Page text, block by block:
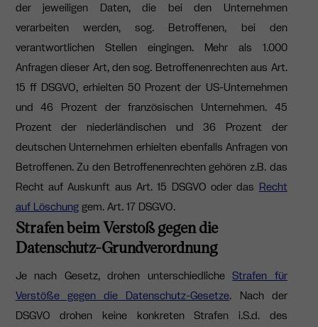
der jeweiligen Daten, die bei den Unternehmen
verarbeiten werden, sog. Betroffenen, bei den
verantwortlichen Stellen eingingen. Mehr als 1.000
Anfragen dieser Art, den sog. Betroffenenrechten aus Art.
15 ff DSGVO, erhielten 50 Prozent der US-Unternehmen
und 46 Prozent der französischen Unternehmen. 45
Prozent der niederländischen und 36 Prozent der
deutschen Unternehmen erhielten ebenfalls Anfragen von
Betroffenen. Zu den Betroffenenrechten gehören z.B. das
Recht auf Auskunft aus Art. 15 DSGVO oder das Recht
auf Löschunggem. Art. 17 DSGVO.
Strafen beim Verstoß gegen die
Datenschutz-Grundverordnung
Je nach Gesetz, drohen unterschiedlicheStrafen für
Verstöße gegen die Datenschutz-Gesetze. Nach der
DSGVO drohen keine konkreten Strafen i.S.d. des